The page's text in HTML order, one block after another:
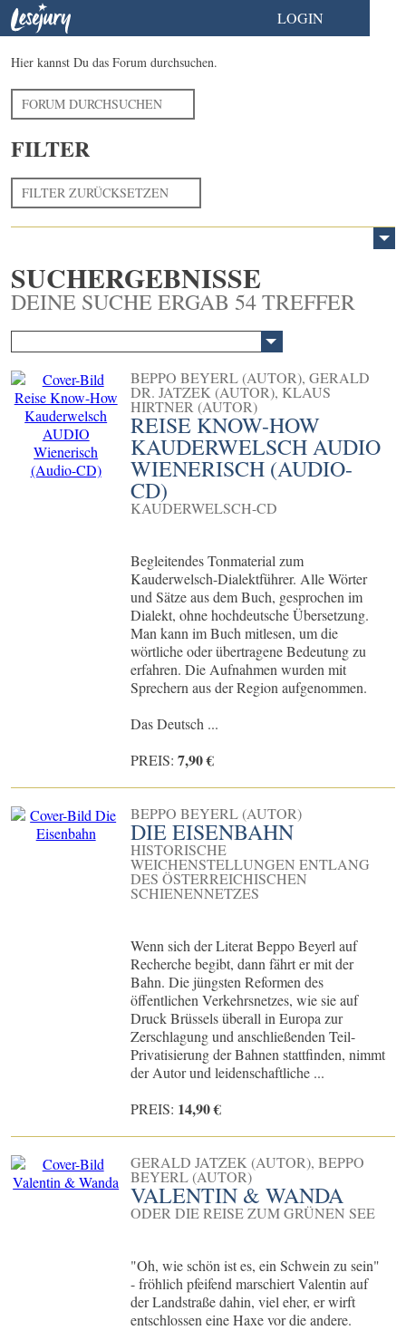
LOGIN
Hier kannst Du das Forum durchsuchen.
FORUM DURCHSUCHEN
FILTER
FILTER ZURÜCKSETZEN
SUCHERGEBNISSE
DEINE SUCHE ERGAB 54 TREFFER
BEPPO BEYERL (AUTOR), GERALD
DR. JATZEK (AUTOR), KLAUS
HIRTNER (AUTOR)
REISE KNOW-HOW
KAUDERWELSCH AUDIO
WIENERISCH (AUDIO-
CD)
KAUDERWELSCH-CD
Begleitendes Tonmaterial zum
Kauderwelsch-Dialektführer. Alle Wörter
und Sätze aus dem Buch, gesprochen im
Dialekt, ohne hochdeutsche Übersetzung.
Man kann im Buch mitlesen, um die
wörtliche oder übertragene Bedeutung zu
erfahren. Die Aufnahmen wurden mit
Sprechern aus der Region aufgenommen.
Das Deutsch ...
PREIS: 7,90 €
BEPPO BEYERL (AUTOR)
DIE EISENBAHN
HISTORISCHE
WEICHENSTELLUNGEN ENTLANG
DES ÖSTERREICHISCHEN
SCHIENENNETZES
Wenn sich der Literat Beppo Beyerl auf
Recherche begibt, dann fährt er mit der
Bahn. Die jüngsten Reformen des
öffentlichen Verkehrsnetzes, wie sie auf
Druck Brüssels überall in Europa zur
Zerschlagung und anschließenden Teil-
Privatisierung der Bahnen stattfinden, nimmt
der Autor und leidenschaftliche ...
PREIS: 14,90 €
GERALD JATZEK (AUTOR), BEPPO
BEYERL (AUTOR)
VALENTIN & WANDA
ODER DIE REISE ZUM GRÜNEN SEE
"Oh, wie schön ist es, ein Schwein zu sein"
- fröhlich pfeifend marschiert Valentin auf
der Landstraße dahin, viel eher, er wirft
entschlossen eine Haxe vor die andere.